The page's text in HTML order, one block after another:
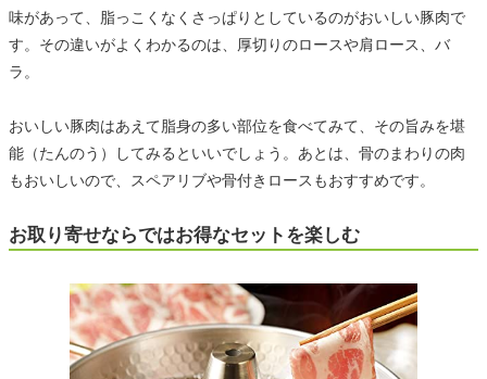
味があって、脂っこくなくさっぱりとしているのがおいしい豚肉で
す。その違いがよくわかるのは、厚切りのロースや肩ロース、バ
ラ。
おいしい豚肉はあえて脂身の多い部位を食べてみて、その旨みを堪
能（たんのう）してみるといいでしょう。あとは、骨のまわりの肉
もおいしいので、スペアリブや骨付きロースもおすすめです。
お取り寄せならではお得なセットを楽しむ